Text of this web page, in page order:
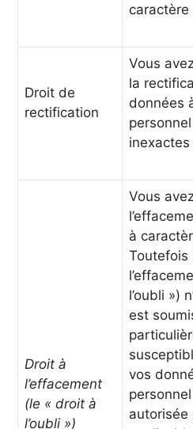
caractère
Droit de
rectification
Vous
la
données
Droit à
l’effacement
(le « droit à
l’oubli »)
Vous
à
Toutefois
l’oubli »)
est
vos
autorisée